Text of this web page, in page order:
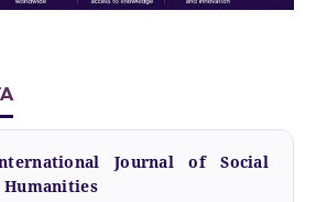
Journal of Social
Humanities